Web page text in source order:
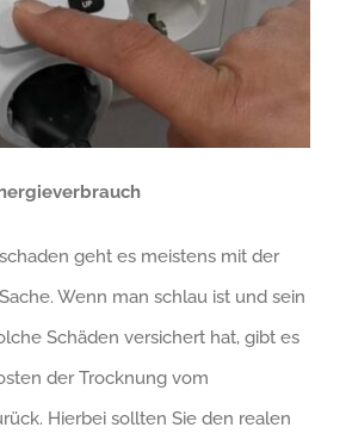
geht es meistens mit der
Wenn man schlau ist und sein
Schäden versichert hat, gibt es
der Trocknung vom
Hierbei sollten Sie den realen